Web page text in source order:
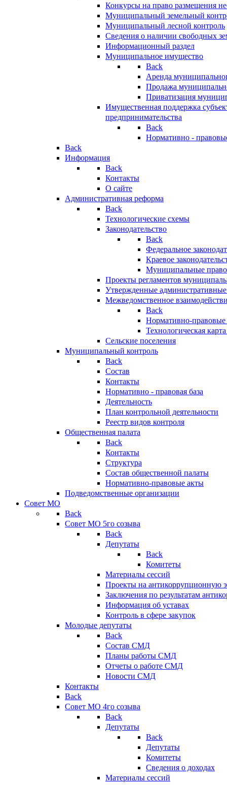
Конкурсы на право размещения
Муниципальный земельный
Муниципальный лесной контроль
Сведения о наличии свободных
Информационный раздел
Муниципальное имущество
Back
Аренда
Продажа
Приватизация
Имущественная поддержка
предпринимательства
Back
Нормативно -
Back
Информация
Back
Контакты
О сайте
Административная реформа
Back
Технологические схемы
Законодательство
Back
Федеральное
Краевое
Муниципальные
Проекты регламентов
Утвержденные
Межведомственное
Back
Нормативно-правовые
Технологическая
Сельские поселения
Муниципальный контроль
Back
Состав
Контакты
Нормативно - правовая база
Деятельность
План контрольной деятельности
Реестр видов контроля
Общественная палата
Back
Контакты
Структура
Состав общественной палаты
Нормативно-правовые акты
Подведомственные организации
Совет МО
Back
Совет МО 5го созыва
Back
Депутаты
Back
Комитеты
Материалы сессий
Проекты на антикоррупционную
Заключения по результатам
Информация об уставах
Контроль в сфере закупок
Молодые депутаты
Back
Состав СМД
Планы работы СМД
Отчеты о работе СМД
Новости СМД
Контакты
Back
Совет МО 4го созыва
Back
Депутаты
Back
Депутаты
Комитеты
Сведения о доходах
Материалы сессий